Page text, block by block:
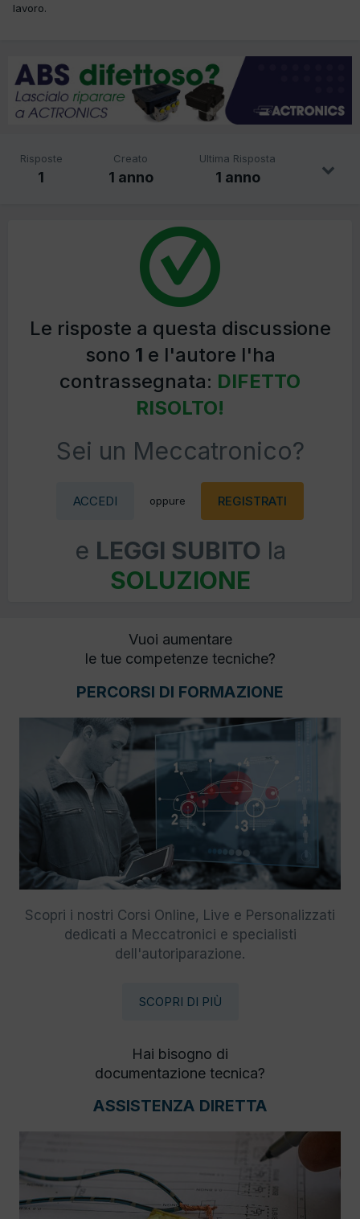
lavoro.
Risposte
1
Creato
1 anno
Ultima Risposta
1 anno
Le risposte a questa discussione
sono 1 e l'autore l'ha
contrassegnata: DIFETTO
RISOLTO!
Sei un Meccatronico?
ACCEDI oppure REGISTRATI
e LEGGI SUBITO la
SOLUZIONE
Vuoi aumentare
le tue competenze tecniche?
PERCORSI DI FORMAZIONE
Scopri i nostri Corsi Online, Live e Personalizzati
dedicati a Meccatronici e specialisti
dell'autoriparazione.
SCOPRI DI PIÙ
Hai bisogno di
documentazione tecnica?
ASSISTENZA DIRETTA